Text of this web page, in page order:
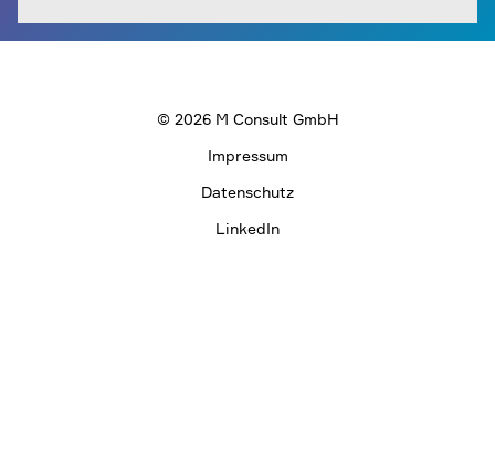
© 2026 M Consult GmbH
Impressum
Datenschutz
LinkedIn